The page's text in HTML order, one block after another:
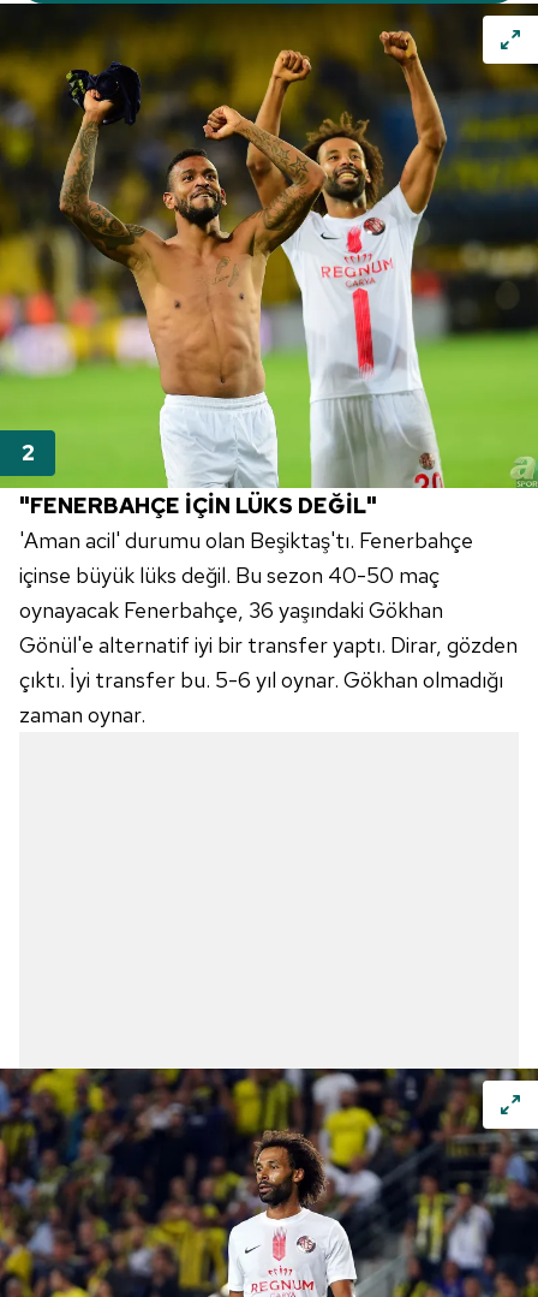
"FENERBAHÇE İÇİN LÜKS DEĞİL"
'Aman acil' durumu olan Beşiktaş'tı. Fenerbahçe
içinse büyük lüks değil. Bu sezon 40-50 maç
oynayacak Fenerbahçe, 36 yaşındaki Gökhan
Gönül'e alternatif iyi bir transfer yaptı. Dirar, gözden
çıktı. İyi transfer bu. 5-6 yıl oynar. Gökhan olmadığı
zaman oynar.